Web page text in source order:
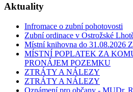
Aktuality
Infromace o zubní pohotovosti
Zubní ordinace v Ostrožské
Místní knihovna do 31.08.2026
MÍSTNÍ POPLATEK ZA
PRONÁJEM POZEMKU
ZTRÁTY A NÁLEZY
ZTRÁTY A NÁLEZY